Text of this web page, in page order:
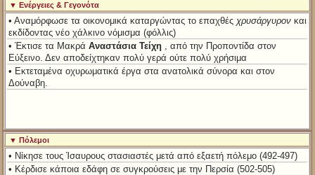
▼ Ενέργειες & Γεγονότα
• Αναμόρφωσε τα οικονομικά καταργώντας το επαχθές χρυσάργυρον και
εκδίδοντας νέο χάλκινο νόμισμα (φόλλις)
• Έκτισε τα ΜακράΑναστάσια Τείχη , από την Προποντίδα στον
Εύξεινο. Δεν αποδείχτηκαν πολύ γερά ούτε πολύ χρήσιμα
• Εκτεταμένα οχυρωματικά έργα στα ανατολικά σύνορα και στον
Δούναβη.
▼ Πόλεμοι
• Νίκησε τους Ίσαυρους στασιαστές μετά από εξαετή πόλεμο (492-497)
• Κέρδισε κάποια εδάφη σε συγκρούσεις με την Περσία (502-505)